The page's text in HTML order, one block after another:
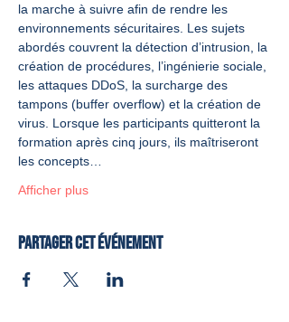
la marche à suivre afin de rendre les
environnements sécuritaires. Les sujets
abordés couvrent la détection d’intrusion, la
création de procédures, l’ingénierie sociale,
les attaques DDoS, la surcharge des
tampons (buffer overflow) et la création de
virus. Lorsque les participants quitteront la
formation après cinq jours, ils maîtriseront
les concepts…
Afficher plus
Partager cet événement